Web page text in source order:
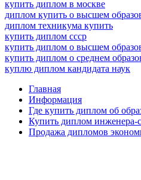
купить диплом в москве
диплом купить о высшем
диплом техникума купить
купить диплом ссср
купить диплом о высшем
купить диплом о среднем
куплю диплом кандидата наук
Главная
Информация
Где купить диплом об
Купить диплом инженера-
Продажа дипломов